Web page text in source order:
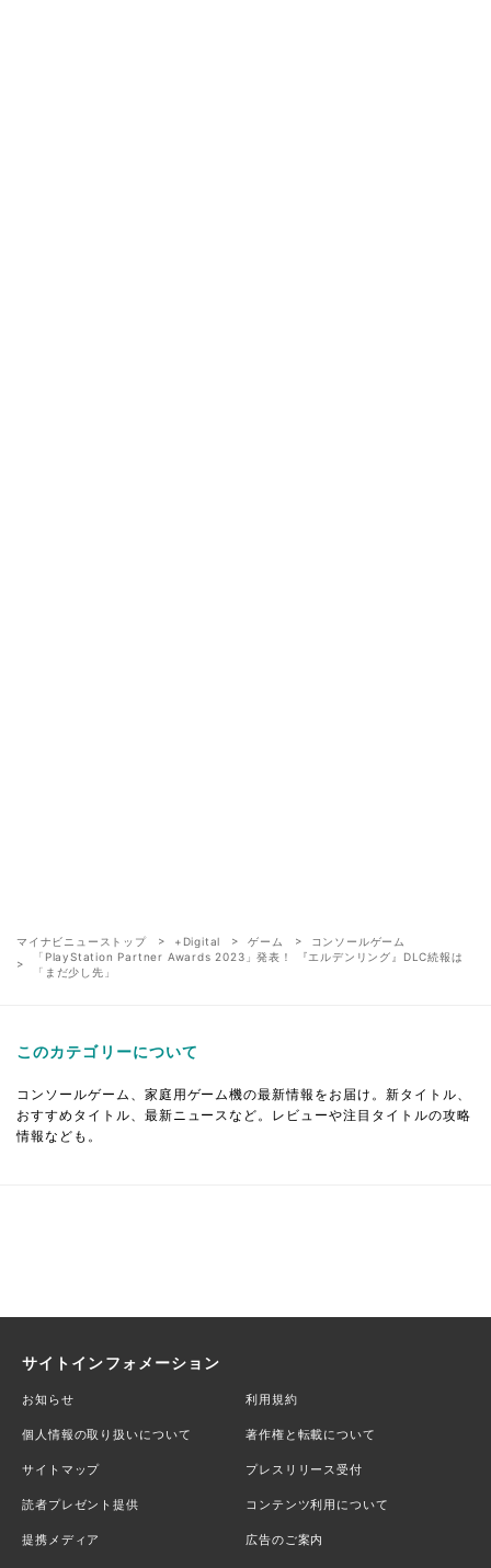
マイナビニューストップ +Digital ゲーム
コンソールゲーム
「PlayStation Partner Awards 2023」発表！ 『エルデンリング』DLC続報は
「まだ少し先」
このカテゴリーについて
コンソールゲーム、家庭用ゲーム機の最新情報をお届け。新タイトル、
おすすめタイトル、最新ニュースなど。レビューや注目タイトルの攻略
情報なども。
サイトインフォメーション
お知らせ 利用規約
個人情報の取り扱いについて 著作権と転載について
サイトマップ プレスリリース受付
読者プレゼント提供 コンテンツ利用について
提携メディア 広告のご案内